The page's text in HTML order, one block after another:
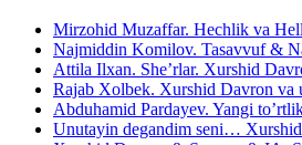
Mirzohid Muzaffar. Hechlik va
Najmiddin Komilov. Tasavvuf &
Attila Ilxan. She’rlar. Xurshid
Rajab Xolbek. Xurshid Davron va
Abduhamid Pardayev. Yangi
Unutayin degandim seni… Xurshid